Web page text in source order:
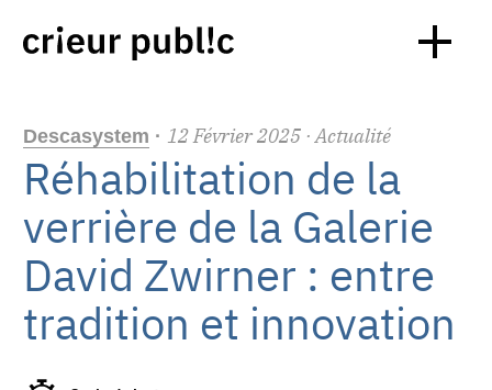
Descasystem · 12Février2025 · Actualité
Réhabilitation de la
verrière de la Galerie
David Zwirner : entre
tradition et innovation